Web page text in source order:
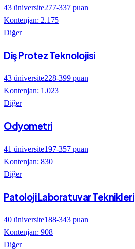
43 üniversite277-337 puan
Kontenjan: 2.175
Diğer
Diş Protez Teknolojisi
43 üniversite228-399 puan
Kontenjan: 1.023
Diğer
Odyometri
41 üniversite197-357 puan
Kontenjan: 830
Diğer
Patoloji Laboratuvar Teknikleri
40 üniversite188-343 puan
Kontenjan: 908
Diğer